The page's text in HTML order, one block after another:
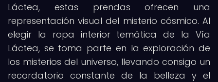
Láctea, estas prendas ofrecen una
representación visual del misterio cósmico. Al
elegir la ropa interior temática de la Vía
Láctea, se toma parte en la exploración de
los misterios del universo, llevando consigo un
recordatorio constante de la belleza y el